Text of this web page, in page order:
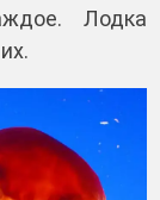
Лодка